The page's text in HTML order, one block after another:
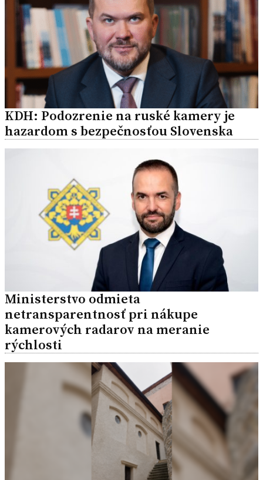
KDH: Podozrenie na ruské kamery je
hazardom s bezpečnosťou Slovenska
Ministerstvo odmieta
netransparentnosť pri nákupe
kamerových radarov na meranie
rýchlosti